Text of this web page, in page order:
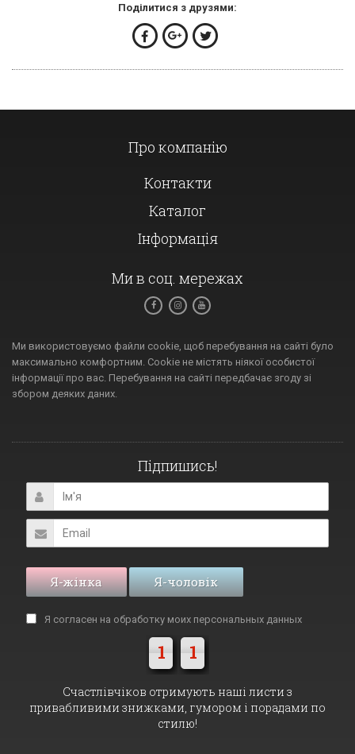
Поділитися з друзями:
Про компанію
Контакти
Каталог
Інформація
Ми в соц. мережах
Ми використовуємо файли cookie, щоб перебування на сайті було
максимально комфортним. Cookie не містять ніякої особистої
інформації про вас. Перебування на сайті передбачає згоду зі
збором деяких даних.
Підпишись!
Я-жінка Я-чоловік
Я согласен на обработку моих персональных данных
1 1
Cчастлівчіков отримують наші листи з
привабливими знижками, гумором і порадами по
стилю!